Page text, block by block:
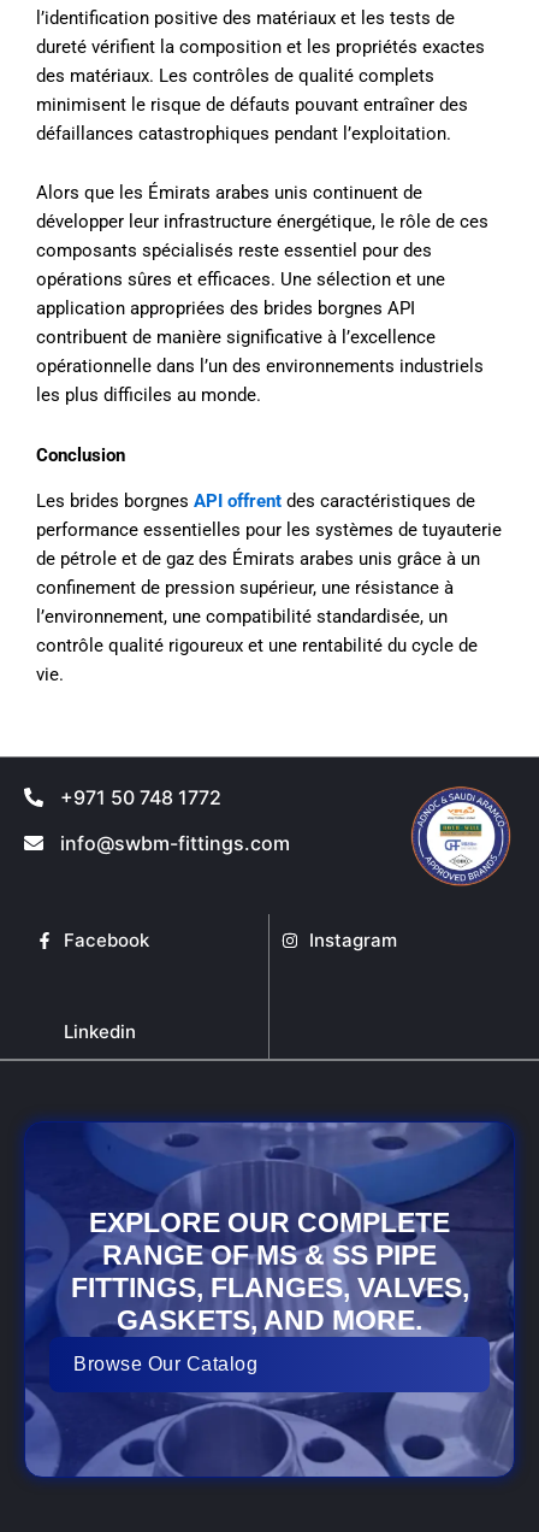
l’identification positive des matériaux et les tests de
dureté vérifient la composition et les propriétés exactes
des matériaux. Les contrôles de qualité complets
minimisent le risque de défauts pouvant entraîner des
défaillances catastrophiques pendant l’exploitation.
Alors que les Émirats arabes unis continuent de
développer leur infrastructure énergétique, le rôle de ces
composants spécialisés reste essentiel pour des
opérations sûres et efficaces. Une sélection et une
application appropriées des brides borgnes API
contribuent de manière significative à l’excellence
opérationnelle dans l’un des environnements industriels
les plus difficiles au monde.
Conclusion
Les brides borgnes API offrent des caractéristiques de
performance essentielles pour les systèmes de tuyauterie
de pétrole et de gaz des Émirats arabes unis grâce à un
confinement de pression supérieur, une résistance à
l’environnement, une compatibilité standardisée, un
contrôle qualité rigoureux et une rentabilité du cycle de
vie.
+971 50 748 1772
info@swbm-fittings.com
Facebook Instagram
Linkedin
EXPLORE OUR COMPLETE
RANGE OF MS & SS PIPE
FITTINGS, FLANGES, VALVES,
GASKETS, AND MORE.
Browse Our Catalog